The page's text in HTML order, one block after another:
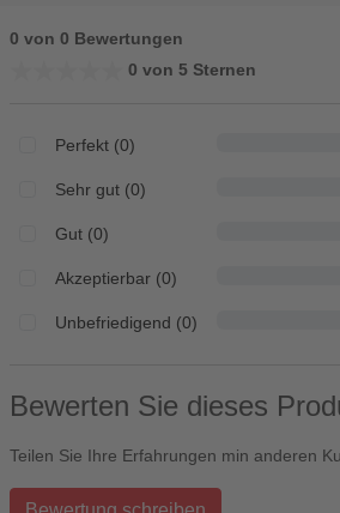
0 von 0 Bewertungen
0 von 5 Sternen
Perfekt (0)
Sehr gut (0)
Gut (0)
Akzeptierbar (0)
Unbefriedigend (0)
Bewerten Sie dieses
Teilen Sie Ihre Erfahrungen min anderen